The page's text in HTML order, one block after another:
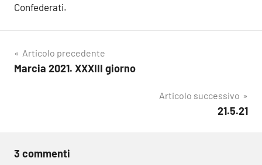
Confederati.
Navigazione
articoli
Articolo precedente
Marcia 2021. XXXIII giorno
Articolo successivo
21.5.21
3 commenti